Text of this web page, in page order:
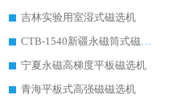
吉林实验用室湿式磁选机
CTB-1540新疆永磁筒式磁选机
宁夏永磁高梯度平板磁选机
青海平板式高强磁磁选机